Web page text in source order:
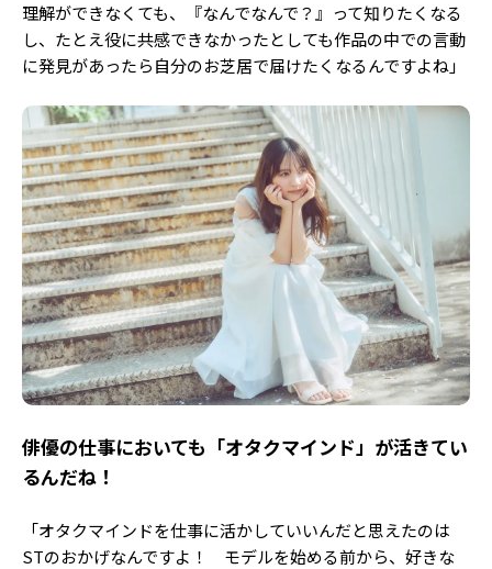
理解ができなくても、『なんでなんで？』って知りたくなる
し、たとえ役に共感できなかったとしても作品の中での言動
に発見があったら自分のお芝居で届けたくなるんですよね」
――俳優の仕事においても「オタクマインド」が活きてい
るんだね！
「オタクマインドを仕事に活かしていいんだと思えたのは
STのおかげなんですよ！ モデルを始める前から、好きな